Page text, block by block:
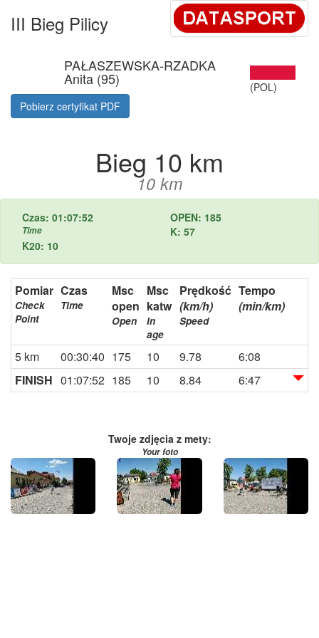
III Bieg Pilicy
PAŁASZEWSKA-RZADKA
Anita (95)
(POL)
Pobierz certyfikat PDF
Bieg 10 km
10 km
Czas: 01:07:52
Time
OPEN: 185
K: 57
K20: 10
Pomiar
Check
Point
Czas
Time
Msc
open
Open
Msc
katw
In
age
Prędkość
(km/h)
Speed
Tempo
(min/km)
5 km 00:30:40 175 10 9.78
6:08
FINISH 01:07:52 185 10 8.84 6:47
Twoje zdjęcia z mety:
Your foto